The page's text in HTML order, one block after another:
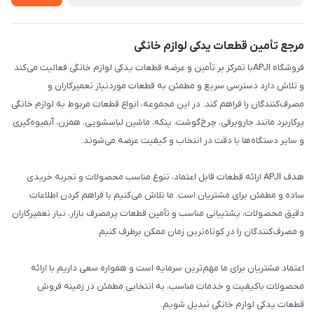
مرجع تأمین قطعات یدکی لوازم خانگی
فروشگاه APJIبا تمرکز بر تأمین و عرضه قطعات یدکی لوازم خانگی فعالیت می‌کند
و تلاش دارد دسترسی سریع و مطمئن به قطعات موردنیاز تعمیرکاران و
مصرف‌کنندگان را فراهم کند. در این مجموعه، انواع قطعات مربوط به لوازم خانگی
پرکاربرد مانند جاروبرقی، چرخ‌گوشت، پنکه، ماشین لباسشویی، همزن، آبمیوه‌گیری
و سایر دستگاه‌ها با دقت در انتخاب و کیفیت عرضه می‌شوند.
هدف APJI ارائه قطعات قابل اعتماد، تنوع مناسب محصولات و تجربه خریدی
ساده و مطمئن برای مشتریان است. ما تلاش می‌کنیم با فراهم کردن اطلاعات
دقیق محصولات، پشتیبانی مناسب و تأمین قطعات پرمصرف بازار، نیاز تعمیرکاران
و مصرف‌کنندگان را در کوتاه‌ترین زمان ممکن برطرف کنیم.
اعتماد مشتریان برای ما مهم‌ترین سرمایه است و همواره سعی داریم با ارائه
محصولات باکیفیت و خدمات مناسب، به انتخابی مطمئن در زمینه فروش
قطعات یدکی لوازم خانگی تبدیل شویم.